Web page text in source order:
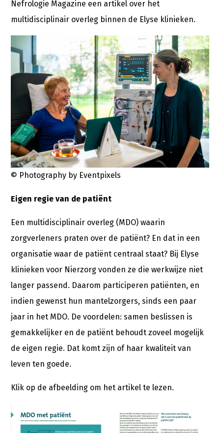
Nefrologie Magazine een artikel over het
multidisciplinair overleg binnen de Elyse klinieken.
© Photography by Eventpixels
Eigen regie van de patiënt
Een multidisciplinair overleg (MDO) waarin
zorgverleners praten over de patiënt? En dat in een
organisatie waar de patiënt centraal staat? Bij Elyse
klinieken voor Nierzorg vonden ze die werkwijze niet
langer passend. Daarom participeren patiënten, en
indien gewenst hun mantelzorgers, sinds een paar
jaar in het MDO. De voordelen: samen beslissen is
gemakkelijker en de patiënt behoudt zoveel mogelijk
de eigen regie. Dat komt zijn of haar kwaliteit van
leven ten goede.
Klik op de afbeelding om het artikel te lezen.